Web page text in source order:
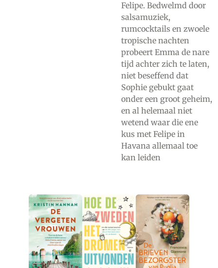
Felipe. Bedwelmd door
salsamuziek,
rumcocktails en zwoele
tropische nachten
probeert Emma de nare
tijd achter zich te laten,
niet beseffend dat
Sophie gebukt gaat
onder een groot geheim,
en al helemaal niet
wetend waar die ene
kus met Felipe in
Havana allemaal toe
kan leiden